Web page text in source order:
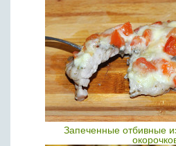
Запеченные отбивные